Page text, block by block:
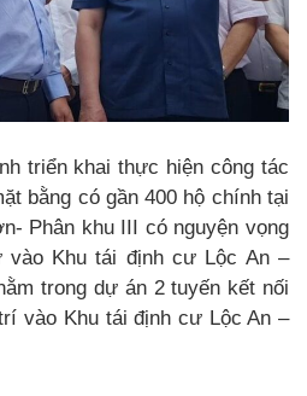
triển khai thực hiện công tác
bằng có gần 400 hộ chính tại
Phân khu III có nguyện vọng
Khu tái định cư Lộc An –
trong dự án 2 tuyến kết nối
vào Khu tái định cư Lộc An –